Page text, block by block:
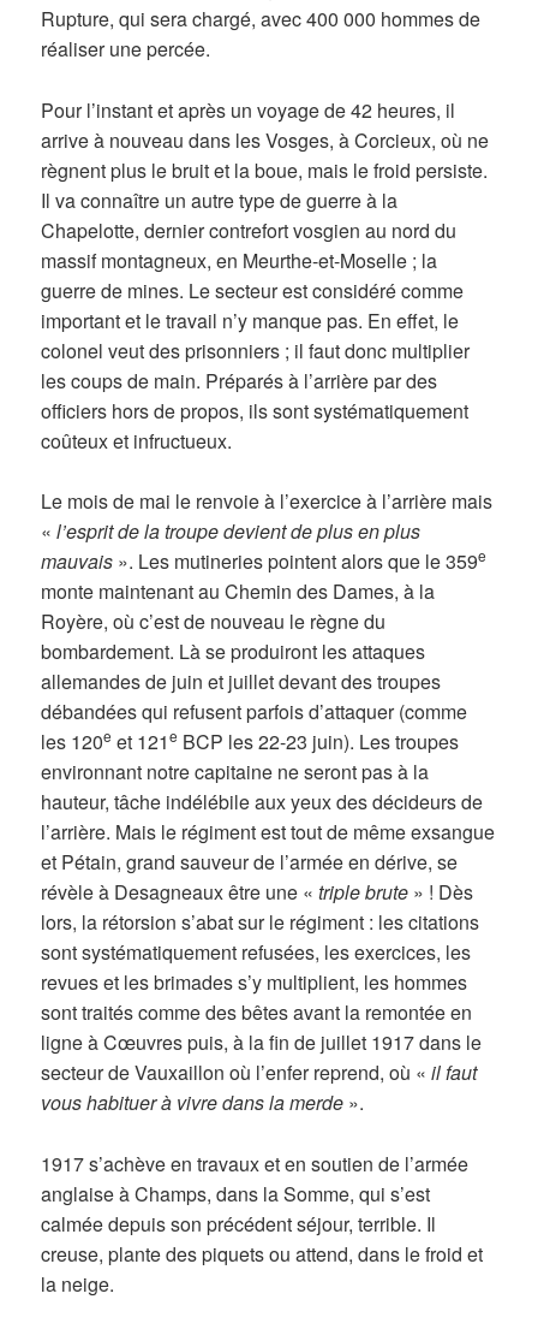
Rupture, qui sera chargé, avec 400 000 hommes de
réaliser une percée.
Pour l’instant et après un voyage de 42 heures, il
arrive à nouveau dans les Vosges, à Corcieux, où ne
règnent plus le bruit et la boue, mais le froid persiste.
Il va connaître un autre type de guerre à la
Chapelotte, dernier contrefort vosgien au nord du
massif montagneux, en Meurthe-et-Moselle ; la
guerre de mines. Le secteur est considéré comme
important et le travail n’y manque pas. En effet, le
colonel veut des prisonniers ; il faut donc multiplier
les coups de main. Préparés à l’arrière par des
officiers hors de propos, ils sont systématiquement
coûteux et infructueux.
Le mois de mai le renvoie à l’exercice à l’arrière mais
«l’esprit de la troupe devient de plus en plus
mauvais ». Les mutineries pointent alors que le 359e
monte maintenant au Chemin des Dames, à la
Royère, où c’est de nouveau le règne du
bombardement. Là se produiront les attaques
allemandes de juin et juillet devant des troupes
débandées qui refusent parfois d’attaquer (comme
les 120e et 121e BCP les 22-23 juin). Les troupes
environnant notre capitaine ne seront pas à la
hauteur, tâche indélébile aux yeux des décideurs de
l’arrière. Mais le régiment est tout de même exsangue
et Pétain, grand sauveur de l’armée en dérive, se
révèle à Desagneaux être une «triplebrute » ! Dès
lors, la rétorsion s’abat sur le régiment : les citations
sont systématiquement refusées, les exercices, les
revues et les brimades s’y multiplient, les hommes
sont traités comme des bêtes avant la remontée en
ligne à Cœuvres puis, à la fin de juillet 1917 dans le
secteur de Vauxaillon où l’enfer reprend, où «il faut
vous habituer à vivre dans la merde ».
1917 s’achève en travaux et en soutien de l’armée
anglaise à Champs, dans la Somme, qui s’est
calmée depuis son précédent séjour, terrible. Il
creuse, plante des piquets ou attend, dans le froid et
la neige.